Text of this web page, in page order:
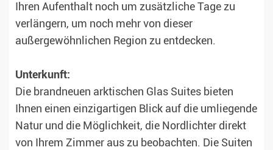
Ihren Aufenthalt noch um zusätzliche Tage zu
verlängern, um noch mehr von dieser
außergewöhnlichen Region zu entdecken.
Unterkunft:
Die brandneuen arktischen Glas Suites bieten
Ihnen einen einzigartigen Blick auf die umliegende
Natur und die Möglichkeit, die Nordlichter direkt
von Ihrem Zimmer aus zu beobachten. Die Suiten